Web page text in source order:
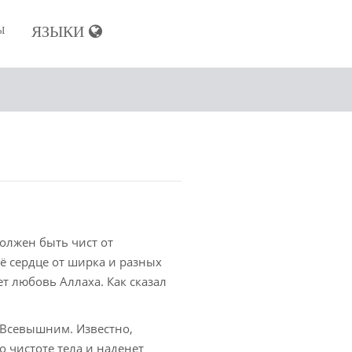
похороны
мусульманина
ЯЗЫКИ
быть чист от
сердце от ширка и разных
любовь Аллаха. Как сказал
Известно,
чистоте тела и наденет